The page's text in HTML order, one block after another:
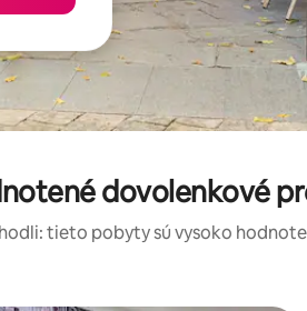
dovolenkové
tieto pobyty sú vysoko